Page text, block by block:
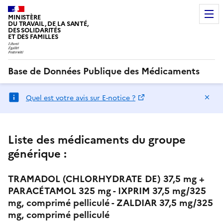
MINISTÈRE
DU TRAVAIL, DE LA SANTÉ,
DES SOLIDARITÉS
ET DES FAMILLES
Base de Données Publique des Médicaments
Quel est votre avis sur E-notice ?
Liste des médicaments du groupe
générique :
TRAMADOL (CHLORHYDRATE DE) 37,5 mg +
PARACÉTAMOL 325 mg - IXPRIM 37,5 mg/325
mg, comprimé pelliculé - ZALDIAR 37,5 mg/325
mg, comprimé pelliculé